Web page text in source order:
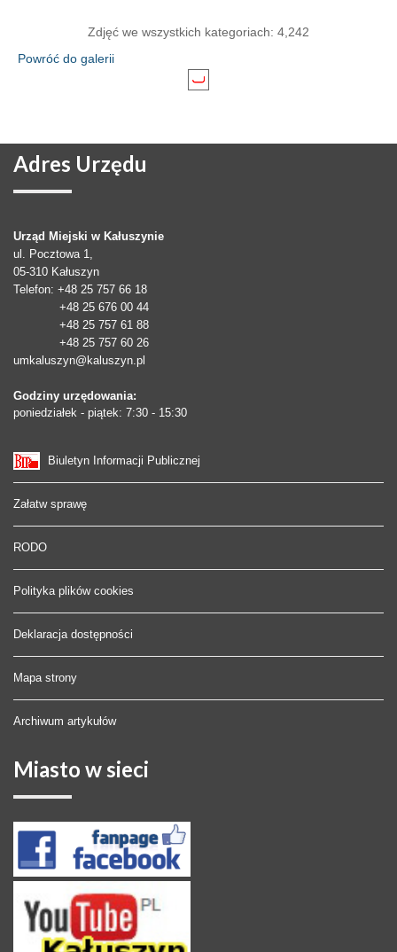
Zdjęć we wszystkich kategoriach: 4,242
Powróć do galerii
Adres Urzędu
Urząd Miejski w Kałuszynie
ul. Pocztowa 1,
05-310 Kałuszyn
Telefon: +48 25 757 66 18
+48 25 676 00 44
+48 25 757 61 88
+48 25 757 60 26
umkaluszyn@kaluszyn.pl
Godziny urzędowania:
poniedziałek - piątek: 7:30 - 15:30
Biuletyn Informacji Publicznej
Załatw sprawę
RODO
Polityka plików cookies
Deklaracja dostępności
Mapa strony
Archiwum artykułów
Miasto w sieci